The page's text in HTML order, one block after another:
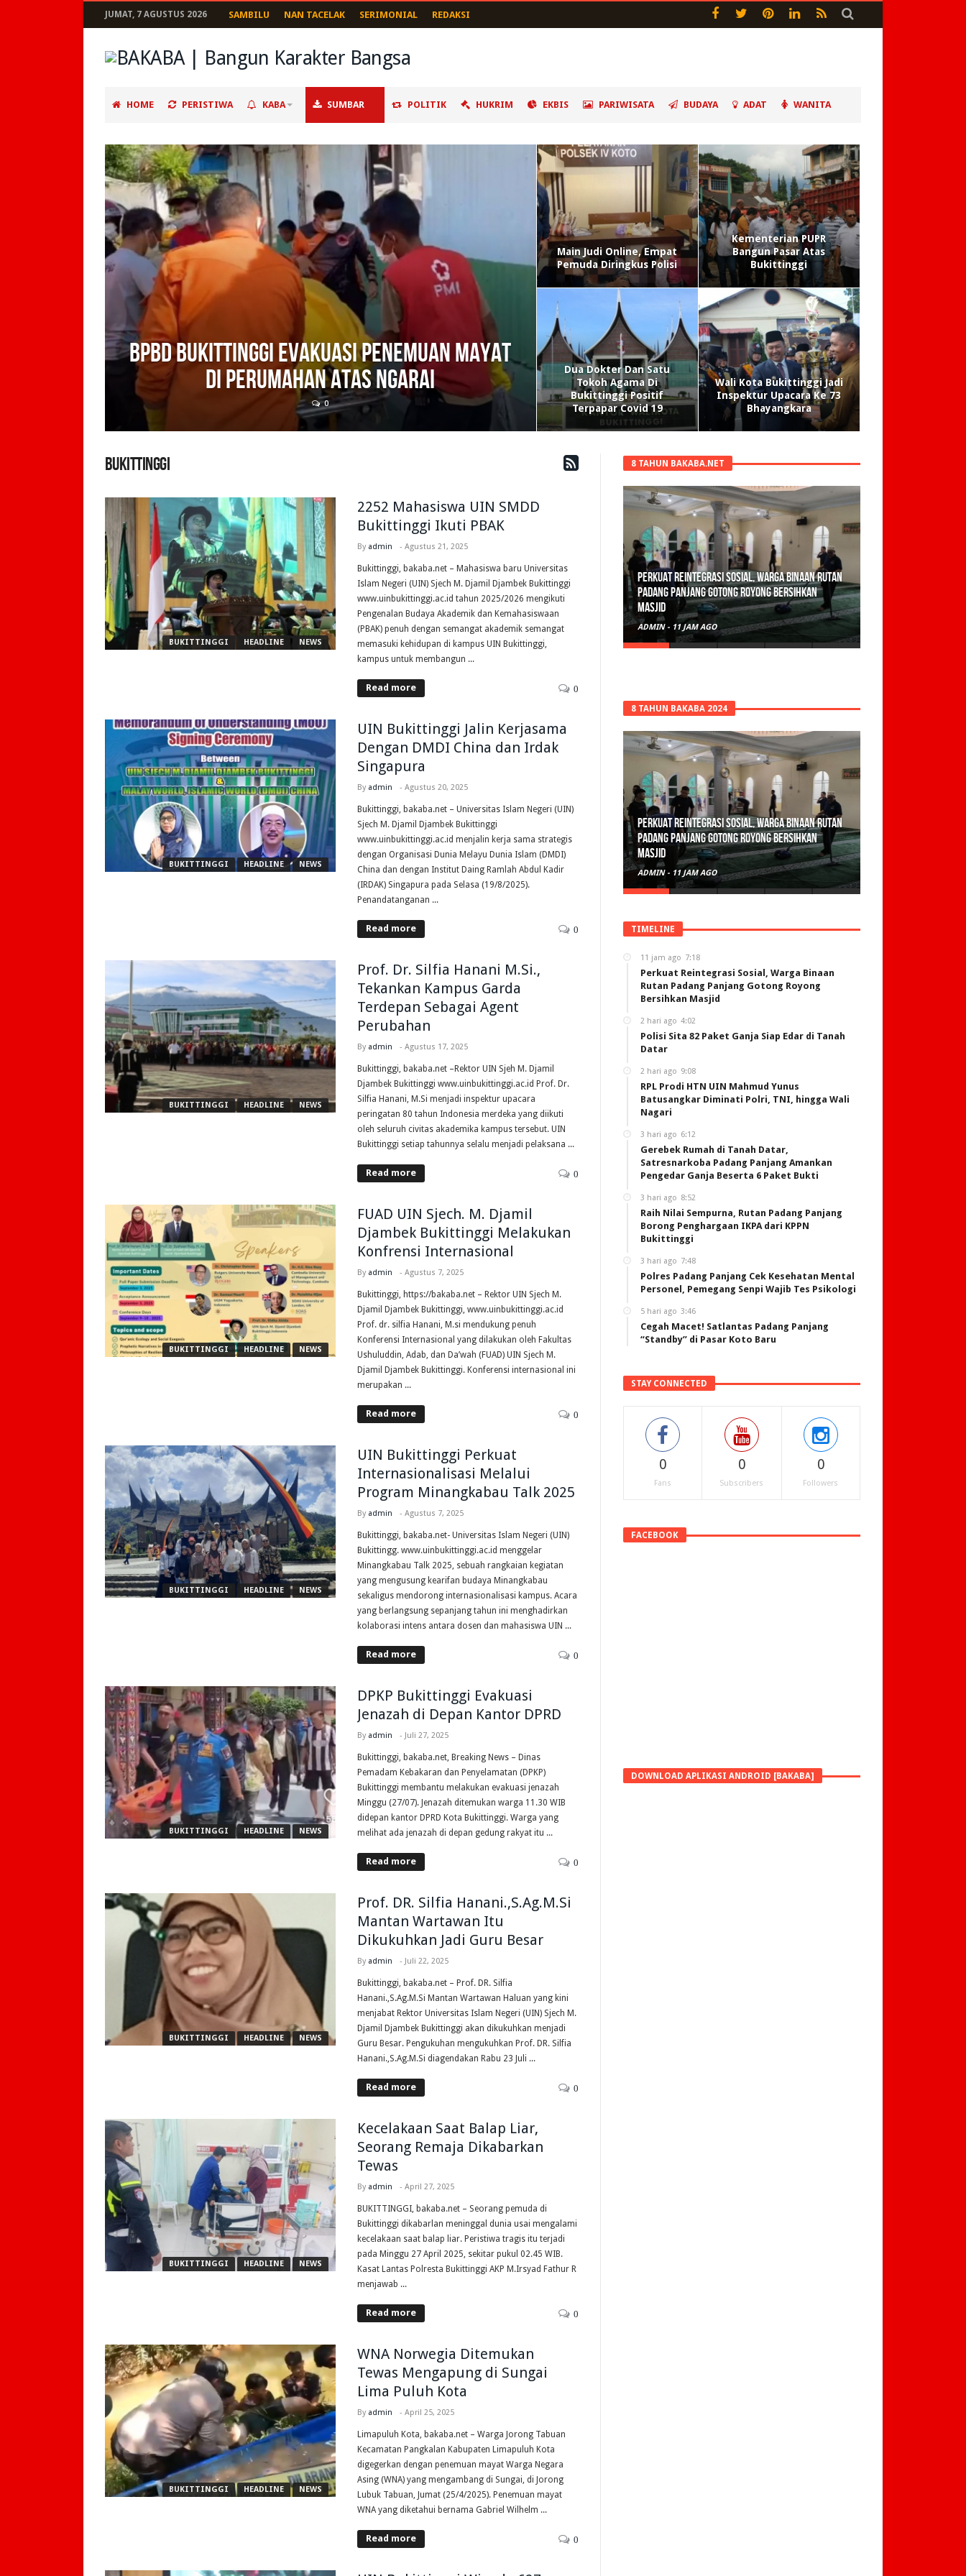
JUMAT, 7 AGUSTUS 2026 SAMBILU NAN TACELAK SERIMONIAL REDAKSI
HOME PERISTIWA KABA SUMBAR POLITIK HUKRIM EKBIS PARIWISATA BUDAYA ADAT WANITA
BPBD Bukittinggi evakuasi penemuan mayat
di perumahan Atas Ngarai
0
Main Judi Online, Empat
Pemuda Diringkus Polisi
Kementerian PUPR
Bangun Pasar Atas
Bukittinggi
Dua Dokter Dan Satu
Tokoh Agama Di
Bukittinggi Positif
Terpapar Covid 19
Wali Kota Bukittinggi Jadi
Inspektur Upacara Ke 73
Bhayangkara
BUKITTINGGI
BUKITTINGGI HEADLINE NEWS
2252 Mahasiswa UIN SMDD
Bukittinggi Ikuti PBAK
By admin - Agustus 21, 2025
Bukittinggi, bakaba.net – Mahasiswa baru Universitas
Islam Negeri (UIN) Sjech M. Djamil Djambek Bukittinggi
www.uinbukittinggi.ac.id tahun 2025/2026 mengikuti
Pengenalan Budaya Akademik dan Kemahasiswaan
(PBAK) penuh dengan semangat akademik semangat
memasuki kehidupan di kampus UIN Bukittinggi,
kampus untuk membangun ...
Read more 0
BUKITTINGGI HEADLINE NEWS
UIN Bukittinggi Jalin Kerjasama
Dengan DMDI China dan Irdak
Singapura
By admin - Agustus 20, 2025
Bukittinggi, bakaba.net – Universitas Islam Negeri (UIN)
Sjech M. Djamil Djambek Bukittinggi
www.uinbukittinggi.ac.id menjalin kerja sama strategis
dengan Organisasi Dunia Melayu Dunia Islam (DMDI)
China dan dengan Institut Daing Ramlah Abdul Kadir
(IRDAK) Singapura pada Selasa (19/8/2025).
Penandatanganan ...
Read more 0
BUKITTINGGI HEADLINE NEWS
Prof. Dr. Silfia Hanani M.Si.,
Tekankan Kampus Garda
Terdepan Sebagai Agent
Perubahan
By admin - Agustus 17, 2025
Bukittinggi, bakaba.net –Rektor UIN Sjeh M. Djamil
Djambek Bukittinggi www.uinbukittinggi.ac.id Prof. Dr.
Silfia Hanani, M.Si menjadi inspektur upacara
peringatan 80 tahun Indonesia merdeka yang diikuti
oleh seluruh civitas akademika kampus tersebut. UIN
Bukittinggi setiap tahunnya selalu menjadi pelaksana ...
Read more 0
BUKITTINGGI HEADLINE NEWS
FUAD UIN Sjech. M. Djamil
Djambek Bukittinggi Melakukan
Konfrensi Internasional
By admin - Agustus 7, 2025
Bukittinggi, https://bakaba.net – Rektor UIN Sjech M.
Djamil Djambek Bukittinggi, www.uinbukittinggi.ac.id
Prof. dr. silfia Hanani, M.si mendukung penuh
Konferensi Internasional yang dilakukan oleh Fakultas
Ushuluddin, Adab, dan Da’wah (FUAD) UIN Sjech M.
Djamil Djambek Bukittinggi. Konferensi internasional ini
merupakan ...
Read more 0
BUKITTINGGI HEADLINE NEWS
UIN Bukittinggi Perkuat
Internasionalisasi Melalui
Program Minangkabau Talk 2025
By admin - Agustus 7, 2025
Bukittinggi, bakaba.net- Universitas Islam Negeri (UIN)
Bukittingg. www.uinbukittinggi.ac.id menggelar
Minangkabau Talk 2025, sebuah rangkaian kegiatan
yang mengusung kearifan budaya Minangkabau
sekaligus mendorong internasionalisasi kampus. Acara
yang berlangsung sepanjang tahun ini menghadirkan
kolaborasi intens antara dosen dan mahasiswa UIN ...
Read more 0
BUKITTINGGI HEADLINE NEWS
DPKP Bukittinggi Evakuasi
Jenazah di Depan Kantor DPRD
By admin - Juli 27, 2025
Bukittinggi, bakaba.net, Breaking News – Dinas
Pemadam Kebakaran dan Penyelamatan (DPKP)
Bukittinggi membantu melakukan evakuasi jenazah
Minggu (27/07). Jenazah ditemukan warga 11.30 WIB
didepan kantor DPRD Kota Bukittinggi. Warga yang
melihat ada jenazah di depan gedung rakyat itu ...
Read more 0
BUKITTINGGI HEADLINE NEWS
Prof. DR. Silfia Hanani.,S.Ag.M.Si
Mantan Wartawan Itu
Dikukuhkan Jadi Guru Besar
By admin - Juli 22, 2025
Bukittinggi, bakaba.net – Prof. DR. Silfia
Hanani.,S.Ag.M.Si Mantan Wartawan Haluan yang kini
menjabat Rektor Universitas Islam Negeri (UIN) Sjech M.
Djamil Djambek Bukittinggi akan dikukuhkan menjadi
Guru Besar. Pengukuhan mengukuhkan Prof. DR. Silfia
Hanani.,S.Ag.M.Si diagendakan Rabu 23 Juli ...
Read more 0
BUKITTINGGI HEADLINE NEWS
Kecelakaan Saat Balap Liar,
Seorang Remaja Dikabarkan
Tewas
By admin - April 27, 2025
BUKITTINGGI, bakaba.net – Seorang pemuda di
Bukittinggi dikabarlan meninggal dunia usai mengalami
kecelakaan saat balap liar. Peristiwa tragis itu terjadi
pada Minggu 27 April 2025, sekitar pukul 02.45 WIB.
Kasat Lantas Polresta Bukittinggi AKP M.Irsyad Fathur R
menjawab ...
Read more 0
BUKITTINGGI HEADLINE NEWS
WNA Norwegia Ditemukan
Tewas Mengapung di Sungai
Lima Puluh Kota
By admin - April 25, 2025
Limapuluh Kota, bakaba.net – Warga Jorong Tabuan
Kecamatan Pangkalan Kabupaten Limapuluh Kota
digegerkan dengan penemuan mayat Warga Negara
Asing (WNA) yang mengambang di Sungai, di Jorong
Lubuk Tabuan, Jumat (25/4/2025). Penemuan mayat
WNA yang diketahui bernama Gabriel Wilhelm ...
Read more 0
8 TAHUN BAKABA.NET
Polisi Sita 82 Paket Ganja Siap Edar di Tanah
Datar
ADMIN - 2 HARI AGO
8 TAHUN BAKABA 2024
Polisi Sita 82 Paket Ganja Siap Edar di Tanah
Datar
ADMIN - 2 HARI AGO
TIMELINE
11 jam ago 7:18
Perkuat Reintegrasi Sosial, Warga Binaan
Rutan Padang Panjang Gotong Royong
Bersihkan Masjid
2 hari ago 4:02
Polisi Sita 82 Paket Ganja Siap Edar di Tanah
Datar
2 hari ago 9:08
RPL Prodi HTN UIN Mahmud Yunus
Batusangkar Diminati Polri, TNI, hingga Wali
Nagari
3 hari ago 6:12
Gerebek Rumah di Tanah Datar,
Satresnarkoba Padang Panjang Amankan
Pengedar Ganja Beserta 6 Paket Bukti
3 hari ago 8:52
Raih Nilai Sempurna, Rutan Padang Panjang
Borong Penghargaan IKPA dari KPPN
Bukittinggi
3 hari ago 7:48
Polres Padang Panjang Cek Kesehatan Mental
Personel, Pemegang Senpi Wajib Tes Psikologi
5 hari ago 3:46
Cegah Macet! Satlantas Padang Panjang
“Standby” di Pasar Koto Baru
STAY CONNECTED
0
Fans
0
Subscribers
0
Followers
FACEBOOK
DOWNLOAD APLIKASI ANDROID [BAKABA]